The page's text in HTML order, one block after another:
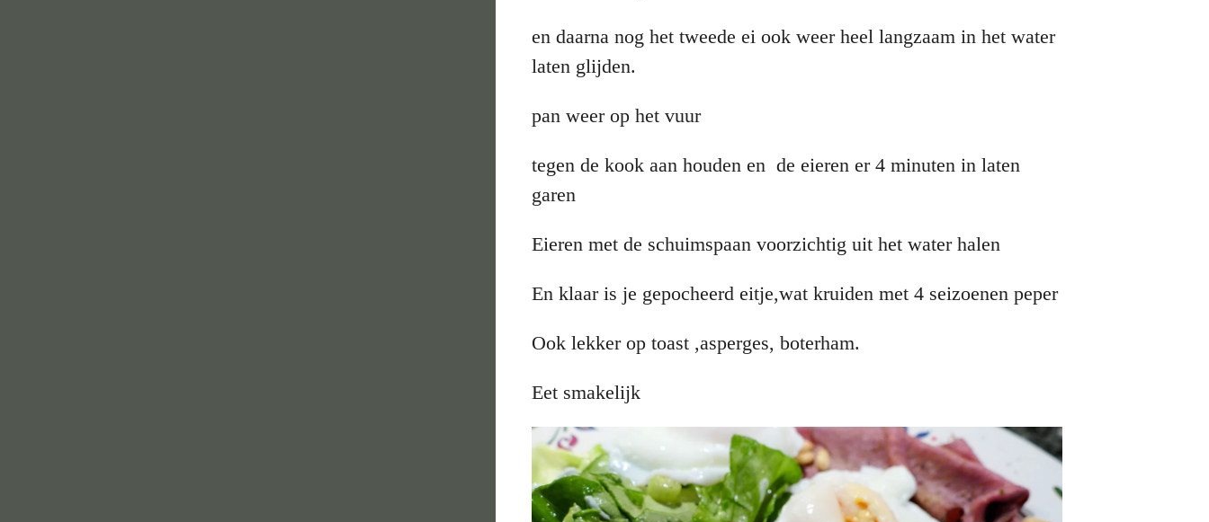
en daarna nog het tweede ei ook weer heel langzaam in het water
laten glijden.
pan weer op het vuur
tegen de kook aan houden en de eieren er 4 minuten in laten
garen
Eieren met de schuimspaan voorzichtig uit het water halen
En klaar is je gepocheerd eitje,wat kruiden met 4 seizoenen peper
Ook lekker op toast ,asperges, boterham.
Eet smakelijk